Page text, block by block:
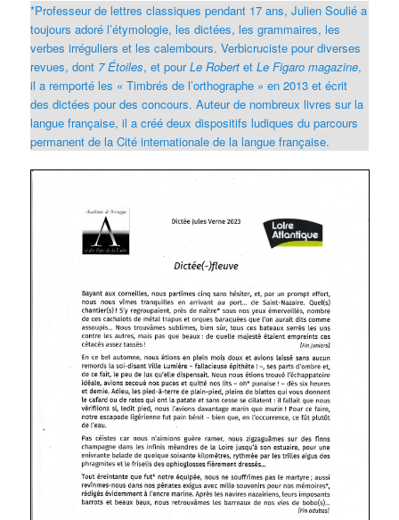
*Professeur de lettres classiques pendant 17 ans, Julien Soulié a
toujours adoré l’étymologie, les dictées, les grammaires, les
verbes irréguliers et les calembours. Verbicruciste pour diverses
revues, dont 7 Étoiles, et pourLe Robert etLe Figaro magazine,
il a remporté les « Timbrés de l’orthographe » en 2013 et écrit
des dictées pour des concours. Auteur de nombreux livres sur la
langue française, il a créé deux dispositifs ludiques du parcours
permanent de la Cité internationale de la langue française.